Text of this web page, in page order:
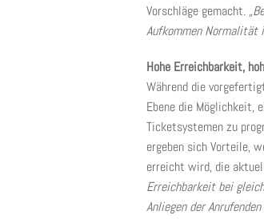
Vorschläge gemacht.
Aufkommen
Hohe Erreichbarkeit,
Während die
Ebene die Möglichkeit,
Ticketsystemen zu
ergeben sich Vorteile,
erreicht wird, die
Erreichbarkeit bei
Anliegen der